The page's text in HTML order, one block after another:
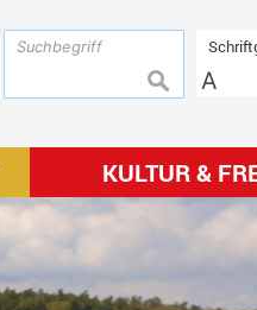
A
suchen
KULTUR &